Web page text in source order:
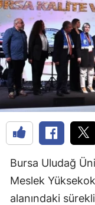
Bursa Uludağ
Meslek
alanındaki sürekli